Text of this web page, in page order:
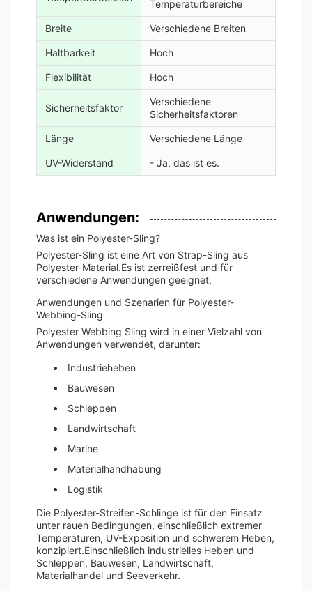
Temperaturbereiche
Breite Verschiedene Breiten
Haltbarkeit Hoch
Flexibilität Hoch
Sicherheitsfaktor
Verschiedene
Sicherheitsfaktoren
Länge Verschiedene Länge
UV-Widerstand - Ja, das ist es.
Anwendungen:
Was ist ein Polyester-Sling?
Polyester-Sling ist eine Art von Strap-Sling aus
Polyester-Material.Es ist zerreißfest und für
verschiedene Anwendungen geeignet.
Anwendungen und Szenarien für Polyester-
Webbing-Sling
Polyester Webbing Sling wird in einer Vielzahl von
Anwendungen verwendet, darunter:
Industrieheben
Bauwesen
Schleppen
Landwirtschaft
Marine
Materialhandhabung
Logistik
Die Polyester-Streifen-Schlinge ist für den Einsatz
unter rauen Bedingungen, einschließlich extremer
Temperaturen, UV-Exposition und schwerem Heben,
konzipiert.Einschließlich industrielles Heben und
Schleppen, Bauwesen, Landwirtschaft,
Materialhandel und Seeverkehr.